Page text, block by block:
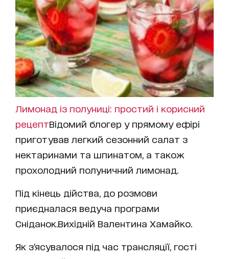
Лимонад із полуниці: простий і корисний
рецептВідомий блогер у прямому ефірі
приготував легкий сезонний салат з
нектаринами та шпинатом, а також
прохолодний полуничний лимонад.
Під кінець дійства, до розмови
приєдналася ведуча програми
Сніданок.Вихідній Валентина Хамайко.
Як з’ясувалося під час трансляції, гості